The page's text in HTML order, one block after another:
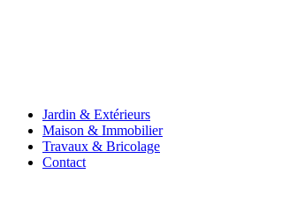
Jardin & Extérieurs
Maison & Immobilier
Travaux & Bricolage
Contact